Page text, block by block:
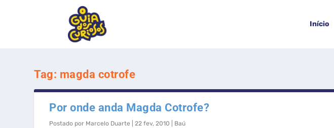
Início
Tag: magda cotrofe
Por onde anda Magda Cotrofe?
Postado por Marcelo Duarte |22 fev, 2010 Baú